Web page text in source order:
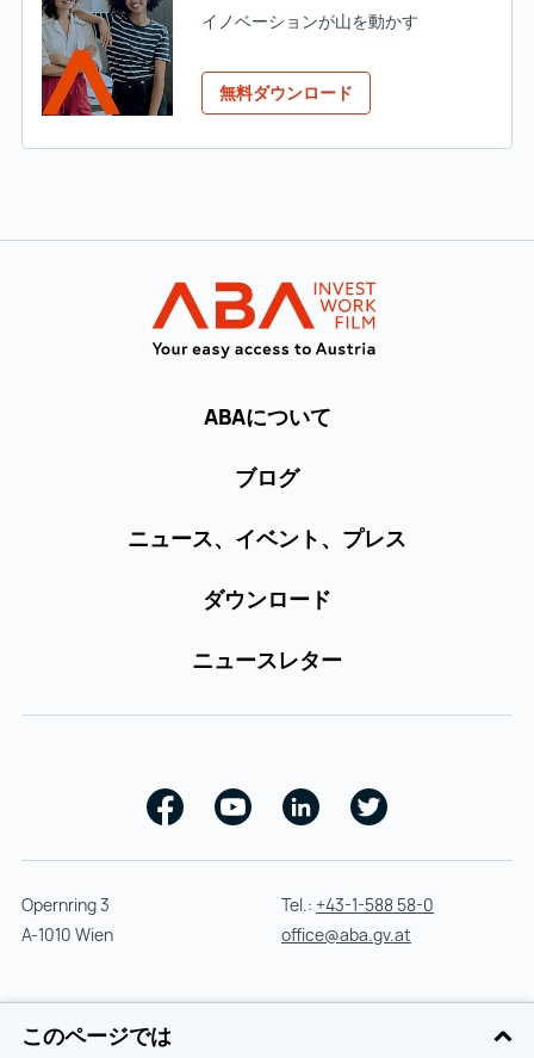
このページでは
イノベーションが山を動かす
無料ダウンロード
ABAについて
ブログ
ニュース、イベント、プレス
ダウンロード
ニュースレター
Facebook
Youtube
Linkedin
Twitter
Opernring 3
A-1010 Wien
Tel.: +43-1-588 58-0
office@aba.gv.at
© 2026 Austrian Business Agencyは無断転載を禁じます